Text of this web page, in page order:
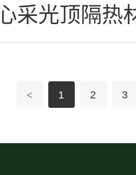
< 1 2 3